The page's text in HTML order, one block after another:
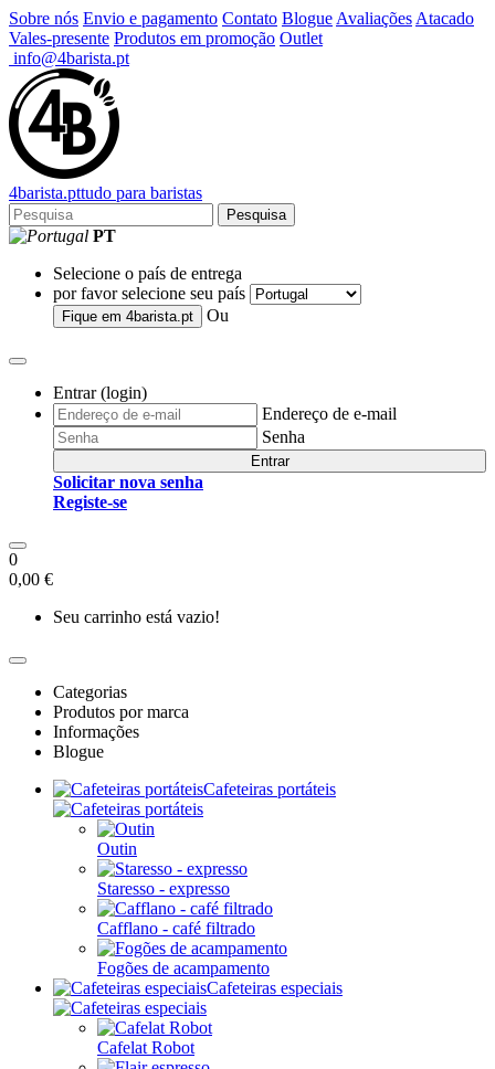
Sobre nós Envio e pagamento Contato Blogue Avaliações Atacado
Vales-presente Produtos em promoção Outlet
info@4barista.pt
4barista.pttudo para baristas
Pesquisa
PT
Selecione o país de entrega
por favor selecione seu país
Fique em 4barista.pt Ou
Entrar (login)
Endereço de e-mail
Senha
Entrar
Solicitar nova senha
Registe-se
0
0,00 €
Seu carrinho está vazio!
Categorias
Produtos por marca
Informações
Blogue
Cafeteiras portáteis
Outin
Staresso - expresso
Cafflano - café filtrado
Fogões de acampamento
Cafeteiras especiais
Cafelat Robot